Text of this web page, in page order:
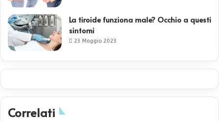
La tiroide funziona male? Occhio a questi
sintomi
23 Maggio 2023
Correlati